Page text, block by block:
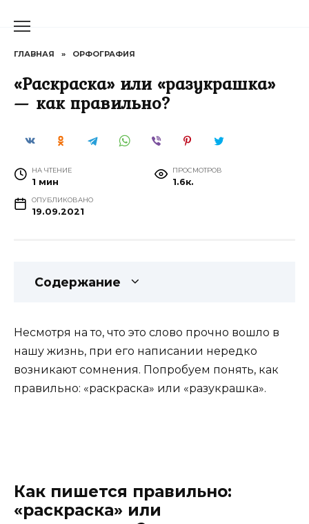
ГЛАВНАЯ » ОРФОГРАФИЯ
«Раскраска» или «разукрашка»
— как правильно?
НА ЧТЕНИЕ
1 мин
ПРОСМОТРОВ
1.6к.
ОПУБЛИКОВАНО
19.09.2021
Содержание
Несмотря на то, что это слово прочно вошло в
нашу жизнь, при его написании нередко
возникают сомнения. Попробуем понять, как
правильно: «раскраска» или «разукрашка».
Как пишется правильно:
«раскраска» или